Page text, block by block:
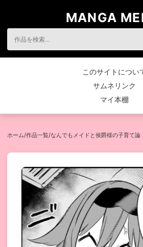
MANGA
このサイトについ
サムネリンク
マイ本棚
ホーム/作品一覧/なんでもメイドと侯爵様の子育て論